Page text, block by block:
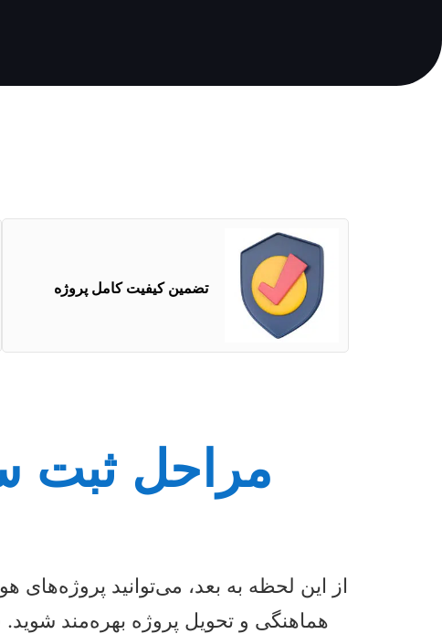
تضمین کیفیت کامل پروژه
مراحل
از این لحظه به بعد، می‌توانید
هماهنگی و تحویل پروژه بهره‌مند